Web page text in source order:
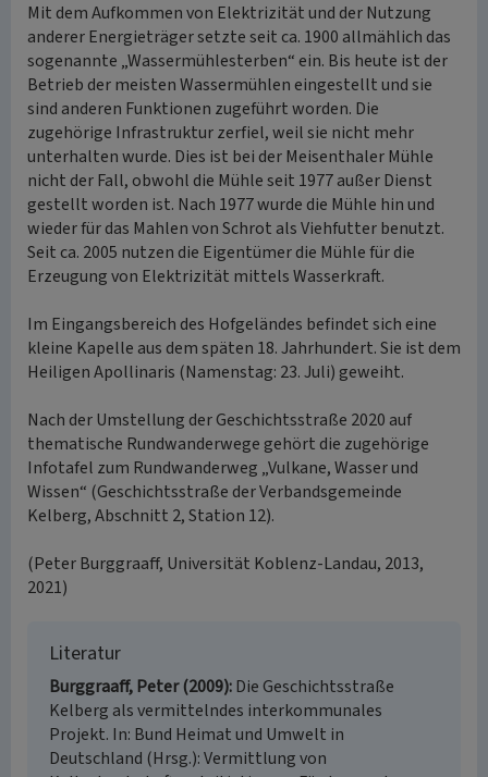
Mit dem Aufkommen von Elektrizität und der Nutzung
anderer Energieträger setzte seit ca. 1900 allmählich das
sogenannte „Wassermühlesterben“ ein. Bis heute ist der
Betrieb der meisten Wassermühlen eingestellt und sie
sind anderen Funktionen zugeführt worden. Die
zugehörige Infrastruktur zerfiel, weil sie nicht mehr
unterhalten wurde. Dies ist bei der Meisenthaler Mühle
nicht der Fall, obwohl die Mühle seit 1977 außer Dienst
gestellt worden ist. Nach 1977 wurde die Mühle hin und
wieder für das Mahlen von Schrot als Viehfutter benutzt.
Seit ca. 2005 nutzen die Eigentümer die Mühle für die
Erzeugung von Elektrizität mittels Wasserkraft.
Im Eingangsbereich des Hofgeländes befindet sich eine
kleine Kapelle aus dem späten 18. Jahrhundert. Sie ist dem
Heiligen Apollinaris (Namenstag: 23. Juli) geweiht.
Nach der Umstellung der Geschichtsstraße 2020 auf
thematische Rundwanderwege gehört die zugehörige
Infotafel zum Rundwanderweg „Vulkane, Wasser und
Wissen“ (Geschichtsstraße der Verbandsgemeinde
Kelberg, Abschnitt 2, Station 12).
(Peter Burggraaff, Universität Koblenz-Landau, 2013,
2021)
Literatur
Burggraaff, Peter (2009) Die Geschichtsstraße
Kelberg als vermittelndes interkommunales
Projekt. In: Bund Heimat und Umwelt in
Deutschland (Hrsg.): Vermittlung von